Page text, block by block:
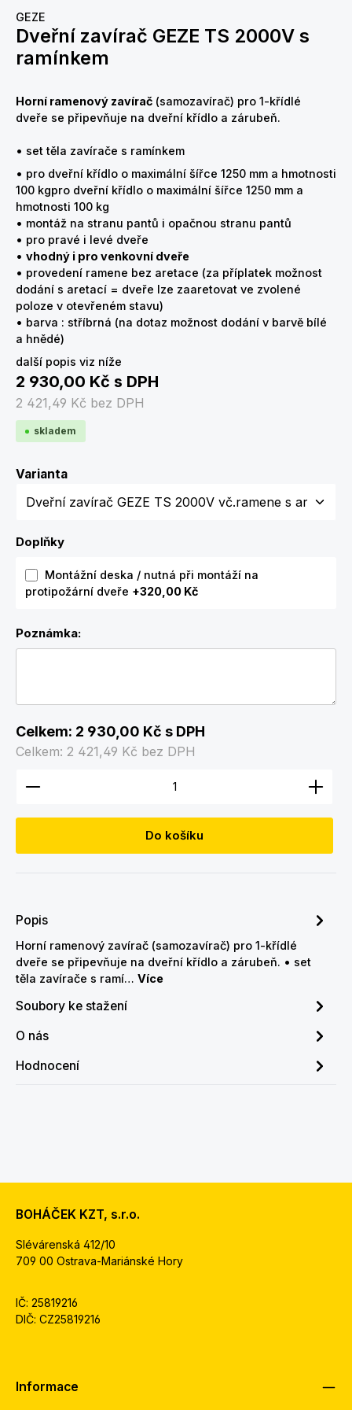
GEZE
Dveřní zavírač GEZE TS 2000V s
ramínkem
Horní ramenový zavírač (samozavírač) pro 1-křídlé
dveře se připevňuje na dveřní křídlo a zárubeň.
• set těla zavírače s ramínkem
• pro dveřní křídlo o maximální šířce 1250 mm a hmotnosti
100 kgpro dveřní křídlo o maximální šířce 1250 mm a
hmotnosti 100 kg
• montáž na stranu pantů i opačnou stranu pantů
• pro pravé i levé dveře
• vhodný i pro venkovní dveře
• provedení ramene bez aretace (za příplatek možnost
dodání s aretací = dveře lze zaaretovat ve zvolené
poloze v otevřeném stavu)
• barva : stříbrná (na dotaz možnost dodání v barvě bílé
a hnědé)
další popis viz níže
2 930,00 Kč s DPH
2 421,49 Kč bez DPH
skladem
VariantaZvolte variantu
Doplňky
Montážní deska / nutná při montáží na
protipožární dveře +320,00 Kč
Poznámka:
Celkem: 2 930,00 Kč s DPH
Celkem: 2 421,49 Kč bez DPH
Množství produktu: Zadejte požadované
Do košíku
Popis
Horní ramenový zavírač (samozavírač) pro 1-křídlé
dveře se připevňuje na dveřní křídlo a zárubeň. • set
těla zavírače s ramí… Více
Soubory ke stažení
O nás
Hodnocení
BOHÁČEK KZT, s.r.o.
Slévárenská 412/10
709 00 Ostrava-Mariánské Hory
IČ: 25819216
DIČ: CZ25819216
Informace